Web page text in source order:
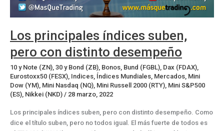
Los principales índices suben,
pero con distinto desempeño
10 y Note (ZN) 30 y Bond (ZB) Bonos Bund (FGBL) Dax (FDAX)
Eurostoxx50 (FESX) Indices Índices Mundiales Mercados Mini
Dow (YM) Mini Nasdaq (NQ) Mini Russell 2000 (RTY) Mini S&P500
(ES) Nikkei (NKD) / 28 marzo, 2022
Los principales índices suben, pero con distinto desempeño. Como
dice el título suben, pero no todos igual. El más fuerte de todos es